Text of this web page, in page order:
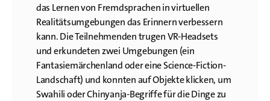
das Lernen von Fremdsprachen in virtuellen
Realitätsumgebungen das Erinnern verbessern
kann. Die Teilnehmenden trugen VR-Headsets
und erkundeten zwei Umgebungen (ein
Fantasiemärchenland oder eine Science-Fiction-
Landschaft) und konnten auf Objekte klicken, um
Swahili oder Chinyanja-Begriffe für die Dinge zu